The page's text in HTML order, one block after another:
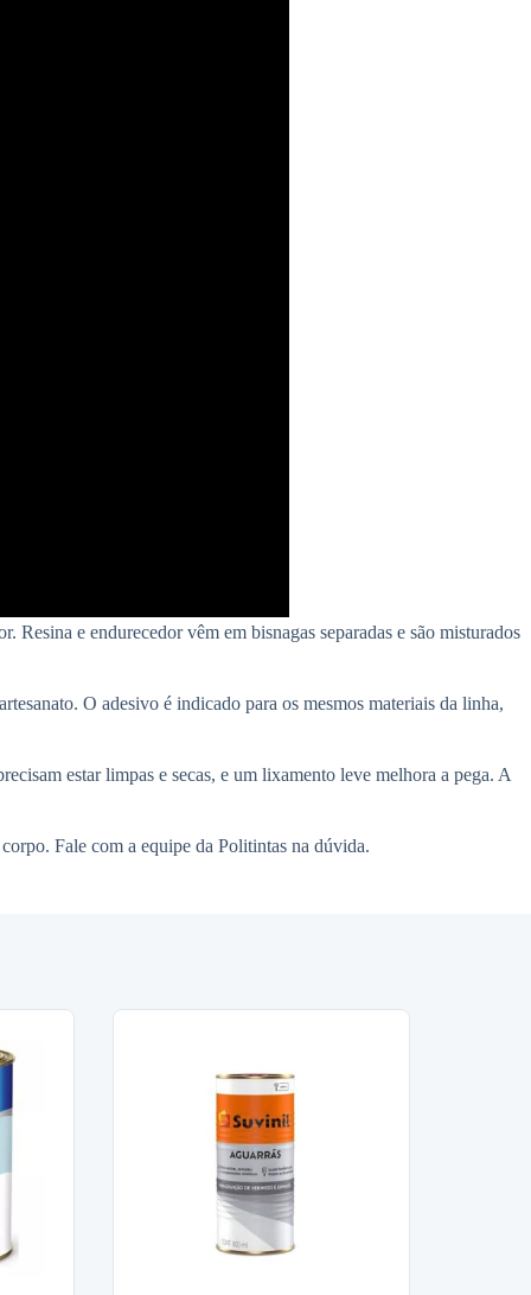
e endurecedor vêm em bisnagas separadas e são misturados
O adesivo é indicado para os mesmos materiais da linha,
estar limpas e secas, e um lixamento leve melhora a pega. A
Fale com a equipe da Politintas na dúvida.